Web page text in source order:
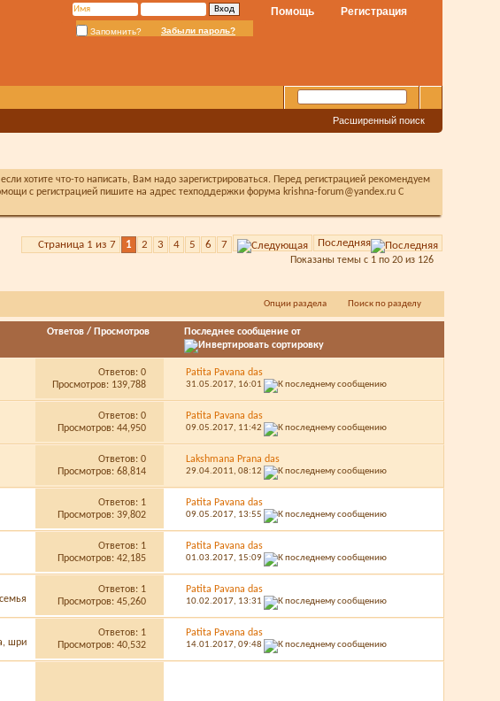
Регистрация
Помощь
Запомнить? Забыли пароль?
Расширенный поиск
хотите что-то написать, Вам надо зарегистрироваться. Перед регистрацией рекомендуем
с регистрацией пишите на адрес техподдержки форума krishna-forum@yandex.ru С
Страница 1 из 7 1 2 3 4 5 6 7 Последняя
Показаны темы с 1 по 20 из 126
Опции раздела Поиск по разделу
Ответов / Просмотров Последнее сообщение от
Ответов:0
Просмотров: 139,788
Patita Pavana das
31.05.2017, 16:01
Ответов:0
Просмотров: 44,950
Patita Pavana das
09.05.2017, 11:42
Ответов:0
Просмотров: 68,814
Lakshmana Prana das
29.04.2011, 08:12
Ответов: 1
Просмотров: 39,802
Patita Pavana das
09.05.2017, 13:55
Ответов: 1
Просмотров: 42,185
Patita Pavana das
01.03.2017, 15:09
Ответов: 1
Просмотров: 45,260
Patita Pavana das
10.02.2017, 13:31
Ответов: 1
Просмотров: 40,532
Patita Pavana das
14.01.2017, 09:48